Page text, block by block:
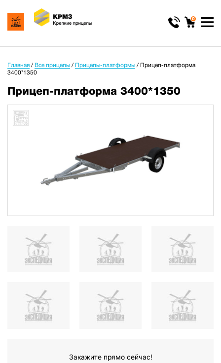
0
Главная / Все прицепы / Прицепы-платформы / Прицеп-платформа
3400*1350
Прицеп-платформа 3400*1350
Закажите прямо сейчас!